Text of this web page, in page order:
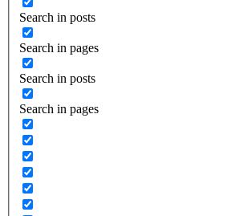
Search in posts
Search in pages
Search in posts
Search in pages